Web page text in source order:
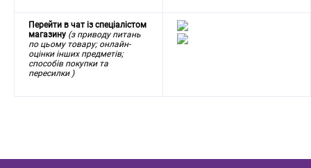
Перейти в чат із спеціалістом
магазину (з приводу питань
по цьому товару; онлайн-
оцінки інших предметів;
способів покупки та
пересилки )